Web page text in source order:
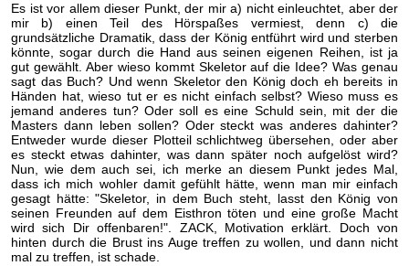
Es ist vor allem dieser Punkt, der mir a) nicht einleuchtet, aber der
mir b) einen Teil des Hörspaßes vermiest, denn c) die
grundsätzliche Dramatik, dass der König entführt wird und sterben
könnte, sogar durch die Hand aus seinen eigenen Reihen, ist ja
gut gewählt. Aber wieso kommt Skeletor auf die Idee? Was genau
sagt das Buch? Und wenn Skeletor den König doch eh bereits in
Händen hat, wieso tut er es nicht einfach selbst? Wieso muss es
jemand anderes tun? Oder soll es eine Schuld sein, mit der die
Masters dann leben sollen? Oder steckt was anderes dahinter?
Entweder wurde dieser Plotteil schlichtweg übersehen, oder aber
es steckt etwas dahinter, was dann später noch aufgelöst wird?
Nun, wie dem auch sei, ich merke an diesem Punkt jedes Mal,
dass ich mich wohler damit gefühlt hätte, wenn man mir einfach
gesagt hätte: "Skeletor, in dem Buch steht, lasst den König von
seinen Freunden auf dem Eisthron töten und eine große Macht
wird sich Dir offenbaren!". ZACK, Motivation erklärt. Doch von
hinten durch die Brust ins Auge treffen zu wollen, und dann nicht
mal zu treffen, ist schade.